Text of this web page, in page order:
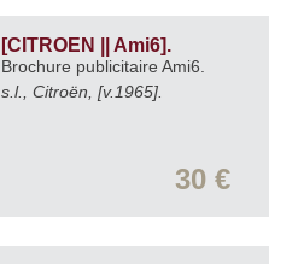
[CITROEN || Ami6].
Brochure publicitaire Ami6.
s.l., Citroën, [v.1965].
30 €